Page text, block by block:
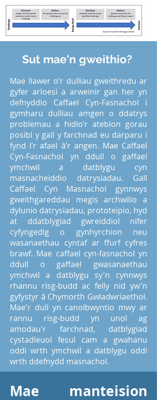
Sut mae'n gweithio?
Mae llawer o’r dulliau gweithredu ar
gyfer arloesi a arweinir gan her yn
defnyddio Caffael Cyn-Fasnachol i
gymharu dulliau amgen o ddatrys
problemau a hidlo’r atebion gorau
posibl y gall y farchnad eu darparu i
fynd i’r afael â’r angen. Mae Caffael
Cyn-Fasnachol yn ddull o gaffael
ymchwil a datblygu cyn
masnacheiddio datrysiadau. Gall
Caffael Cyn Masnachol gynnwys
gweithgareddau megis archwilio a
dylunio datrysiadau, prototeipio, hyd
at ddatblygiad gwreiddiol nifer
cyfyngedig o gynhyrchion neu
wasanaethau cyntaf ar ffurf cyfres
brawf. Mae caffael cyn-fasnachol yn
ddull o gaffael gwasanaethau
ymchwil a datblygu sy'n cynnwys
rhannu risg-budd ac felly nid yw'n
gyfystyr â Chymorth Gwladwriaethol.
Mae'r dull yn canolbwyntio mwy ar
rannu risg-budd yn unol ag
amodau'r farchnad, datblygiad
cystadleuol fesul cam a gwahanu
oddi wrth ymchwil a datblygu oddi
wrth ddefnydd masnachol.
Mae manteision